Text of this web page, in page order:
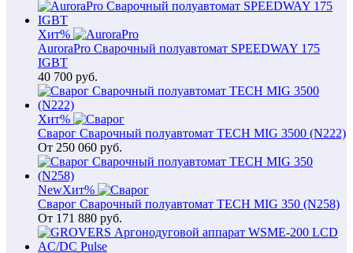
Хит%
AuroraPro Сварочный полуавтомат SPEEDWAY 175
IGBT
40 700 руб.
Хит%
Сварог Сварочный полуавтомат TECH MIG 3500 (N222)
От 250 060 руб.
NewХит%
Сварог Сварочный полуавтомат TECH MIG 350 (N258)
От 171 880 руб.